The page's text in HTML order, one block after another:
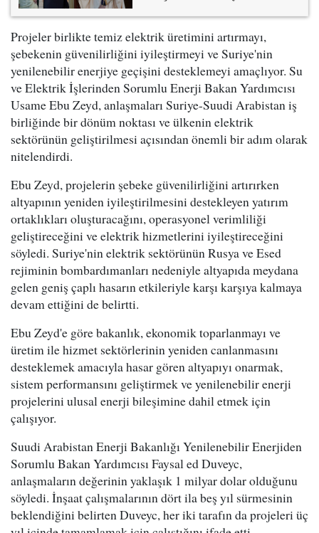
Projeler birlikte temiz elektrik üretimini artırmayı,
şebekenin güvenilirliğini iyileştirmeyi ve Suriye'nin
yenilenebilir enerjiye geçişini desteklemeyi amaçlıyor. Su
ve Elektrik İşlerinden Sorumlu Enerji Bakan Yardımcısı
Usame Ebu Zeyd, anlaşmaları Suriye-Suudi Arabistan iş
birliğinde bir dönüm noktası ve ülkenin elektrik
sektörünün geliştirilmesi açısından önemli bir adım olarak
nitelendirdi.
Ebu Zeyd, projelerin şebeke güvenilirliğini artırırken
altyapının yeniden iyileştirilmesini destekleyen yatırım
ortaklıkları oluşturacağını, operasyonel verimliliği
geliştireceğini ve elektrik hizmetlerini iyileştireceğini
söyledi. Suriye'nin elektrik sektörünün Rusya ve Esed
rejiminin bombardımanları nedeniyle altyapıda meydana
gelen geniş çaplı hasarın etkileriyle karşı karşıya kalmaya
devam ettiğini de belirtti.
Ebu Zeyd'e göre bakanlık, ekonomik toparlanmayı ve
üretim ile hizmet sektörlerinin yeniden canlanmasını
desteklemek amacıyla hasar gören altyapıyı onarmak,
sistem performansını geliştirmek ve yenilenebilir enerji
projelerini ulusal enerji bileşimine dahil etmek için
çalışıyor.
Suudi Arabistan Enerji Bakanlığı Yenilenebilir Enerjiden
Sorumlu Bakan Yardımcısı Faysal ed Duveyc,
anlaşmaların değerinin yaklaşık 1 milyar dolar olduğunu
söyledi. İnşaat çalışmalarının dört ila beş yıl sürmesinin
beklendiğini belirten Duveyc, her iki tarafın da projeleri üç